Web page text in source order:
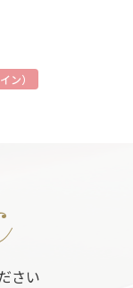
ン）
さい